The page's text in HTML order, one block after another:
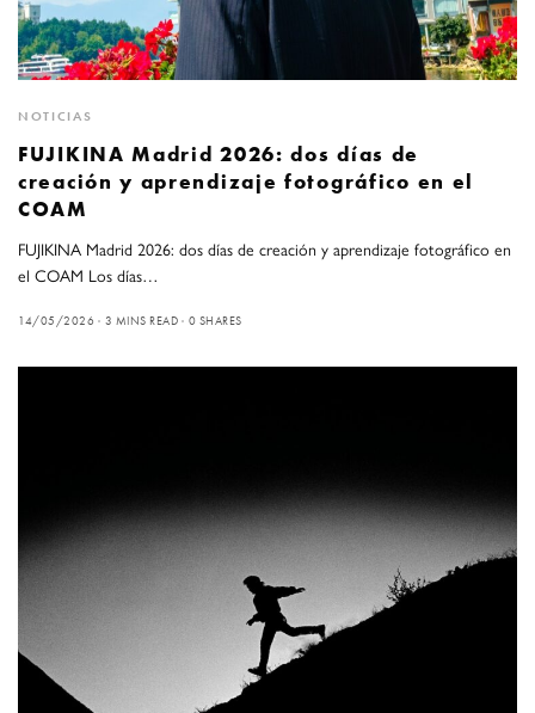
NOTICIAS
FUJIKINA Madrid 2026: dos días de
creación y aprendizaje fotográfico en el
COAM
FUJIKINA Madrid 2026: dos días de creación y aprendizaje fotográfico en
el COAM Los días…
14/05/2026 3 MINS READ 0 SHARES